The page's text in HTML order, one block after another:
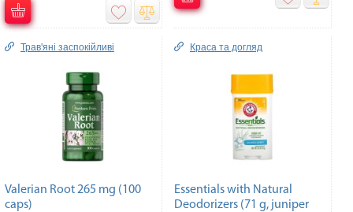
Трав'яні заспокійливі
Valerian Root 265 mg (100
caps)
Краса та догляд
Essentials with Natural
Deodorizers (71 g, juniper